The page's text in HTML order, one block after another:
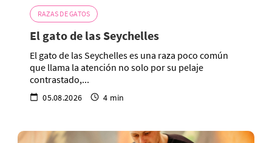
RAZAS DE GATOS
El gato de las Seychelles
El gato de las Seychelles es una raza poco común
que llama la atención no solo por su pelaje
contrastado,...
05.08.2026 4 min